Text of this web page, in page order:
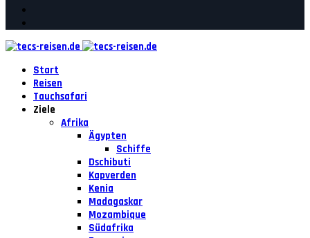
Start
Reisen
Tauchsafari
Ziele
Afrika
Ägypten
Schiffe
Dschibuti
Kapverden
Kenia
Madagaskar
Mozambique
Südafrika